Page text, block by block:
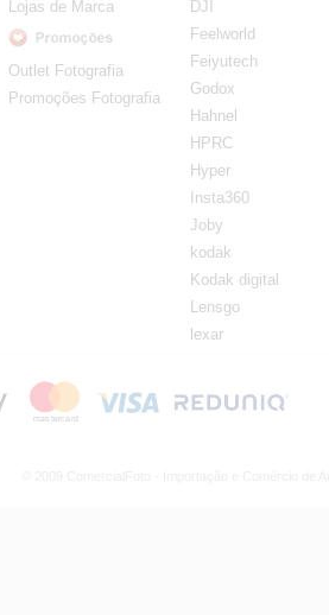
Lojas de Marca
Outlet Fotografia
Promoções Fotografia
DJI
Feelworld
Feiyutech
Godox
Hahnel
HPRC
Hyper
Insta360
Joby
kodak
Kodak digital
Lensgo
lexar